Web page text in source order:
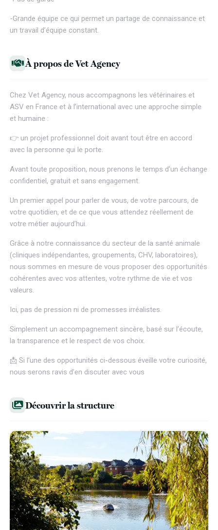
-Grande équipe ce qui permet un partage de connaissance et
un travail d’équipe constant.
À propos de Vet Agency
Chez Vet Agency, nous accompagnons les vétérinaires et
ASV en France et à l’international avec une approche simple
et humaine :
👉 un projet professionnel doit avant tout être en accord
avec la personne qui le porte.
Avant toute proposition, nous prenons le temps d’un échange
confidentiel, gratuit et sans engagement.
Un premier appel pour parler de vous, de votre parcours, de
votre quotidien, et de ce que vous attendez réellement de
votre métier aujourd’hui.
Grâce à notre connaissance du secteur de la santé animale
(cliniques indépendantes, groupements, CHV, laboratoires),
nous sommes en mesure de vous proposer des opportunités
cohérentes avec vos attentes, votre rythme de vie et vos
valeurs.
Ici, pas de pression ni de promesses irréalistes.
Simplement un accompagnement sincère, basé sur l’écoute,
la transparence et le respect de vos choix.
📩 Si l’une des opportunités ci-dessous éveille votre curiosité,
nous serons ravis d’en discuter avec vous
Découvrir la structure